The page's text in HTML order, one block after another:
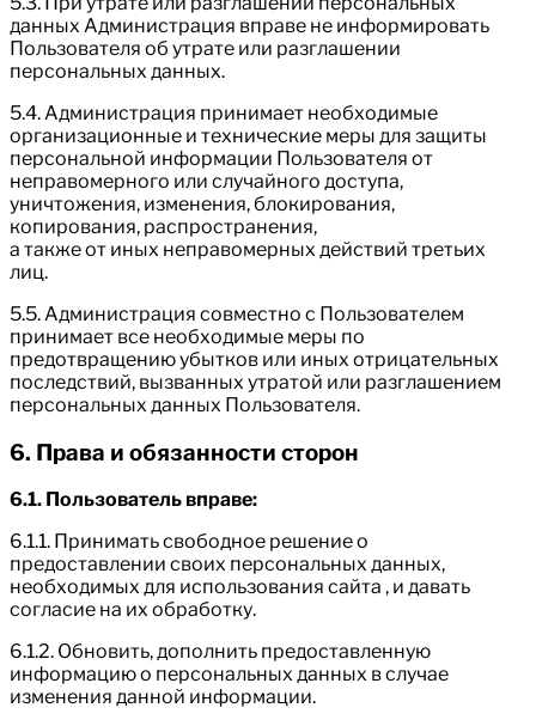
данных Администрация вправе не информировать
Пользователя об утрате или разглашении
персональных данных.
5.4. Администрация принимает необходимые
организационные и технические меры для защиты
персональной информации Пользователя от
неправомерного или случайного доступа,
уничтожения, изменения, блокирования,
копирования, распространения,
а также от иных неправомерных действий третьих
лиц.
5.5. Администрация совместно с Пользователем
принимает все необходимые меры по
предотвращению убытков или иных отрицательных
последствий, вызванных утратой или разглашением
персональных данных Пользователя.
6. Права и обязанности сторон
6.1. Пользователь вправе:
6.1.1. Принимать свободное решение о
предоставлении своих персональных данных,
необходимых для использования сайта , и давать
согласие на их обработку.
6.1.2. Обновить, дополнить предоставленную
информацию о персональных данных в случае
изменения данной информации.